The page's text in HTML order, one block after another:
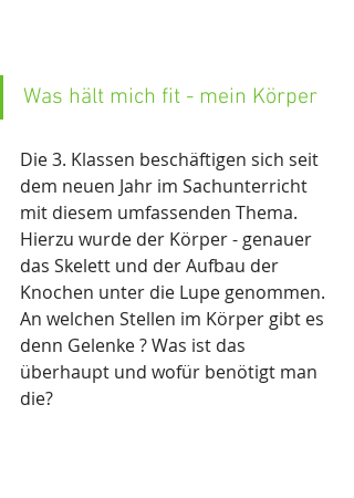
Was hält mich fit - mein Körper
Die 3. Klassen beschäftigen sich seit
dem neuen Jahr im Sachunterricht
mit diesem umfassenden Thema.
Hierzu wurde der Körper - genauer
das Skelett und der Aufbau der
Knochen unter die Lupe genommen.
An welchen Stellen im Körper gibt es
denn Gelenke ? Was ist das
überhaupt und wofür benötigt man
die?